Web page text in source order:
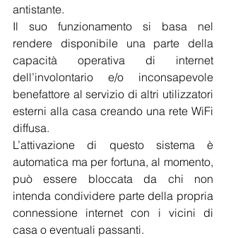
antistante.
Il suo funzionamento si basa nel
rendere disponibile una parte della
capacità operativa di internet
dell’involontario e/o inconsapevole
benefattore al servizio di altri utilizzatori
esterni alla casa creando una rete WiFi
diffusa.
L’attivazione di questo sistema è
automatica ma per fortuna, al momento,
può essere bloccata da chi non
intenda condividere parte della propria
connessione internet con i vicini di
casa o eventuali passanti.